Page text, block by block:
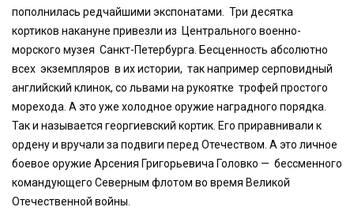
пополнилась редчайшими экспонатами. Три десятка
кортиков накануне привезли из Центрального военно-
морского музея Санкт-Петербурга. Бесценность абсолютно
всех экземпляров в их истории, так например серповидный
английский клинок, со львами на рукоятке трофей простого
морехода. А это уже холодное оружие наградного порядка.
Так и называется георгиевский кортик. Его приравнивали к
ордену и вручали за подвиги перед Отечеством. А это личное
боевое оружие Арсения Григорьевича Головко — бессменного
командующего Северным флотом во время Великой
Отечественной войны.